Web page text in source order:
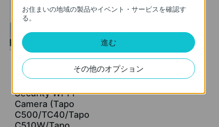
How to Mount Your
Security Wi-Fi
Camera (Tapo
C500/TC40/Tapo
お住まいの地域の製品やイベント・サービスを確認す
る。
進む
その他のオプション